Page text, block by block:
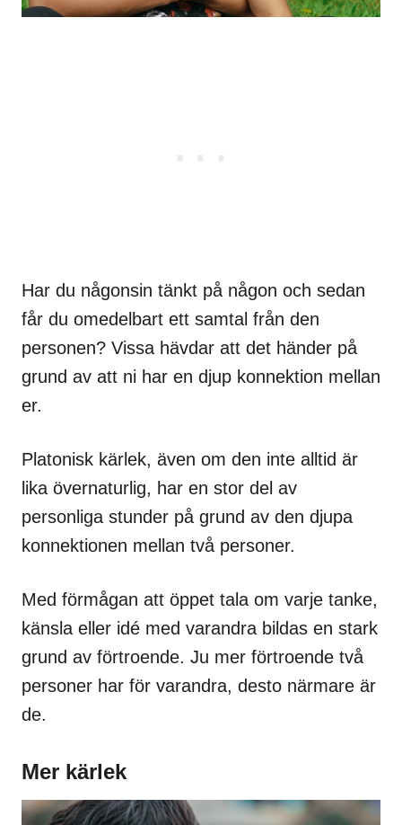
Har du någonsin tänkt på någon och sedan
får du omedelbart ett samtal från den
personen? Vissa hävdar att det händer på
grund av att ni har en djup konnektion mellan
er.
Platonisk kärlek, även om den inte alltid är
lika övernaturlig, har en stor del av
personliga stunder på grund av den djupa
konnektionen mellan två personer.
Med förmågan att öppet tala om varje tanke,
känsla eller idé med varandra bildas en stark
grund av förtroende. Ju mer förtroende två
personer har för varandra, desto närmare är
de.
Mer kärlek